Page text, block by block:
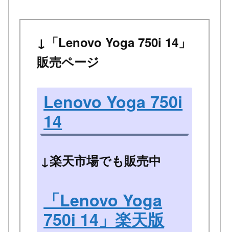
↓「Lenovo Yoga 750i 14」
販売ページ
Lenovo Yoga 750i
14
↓楽天市場でも販売中
「Lenovo Yoga
750i 14」楽天版